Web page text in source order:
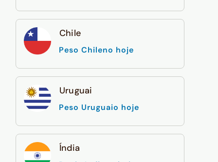
Chile
Peso Chileno hoje
Uruguai
Peso Uruguaio hoje
Índia